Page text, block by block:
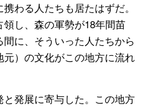
わる人たちも居たはずだ。
し、森の軍勢が18年間苗
に、そういった人たちから
）の文化がこの地方に流れ
発展に寄与した。この地方